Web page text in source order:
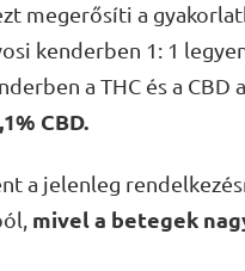
megerősíti a
kenderben 1: 1
a THC és a CBD
CBD.
a jelenleg
mivel a betegek